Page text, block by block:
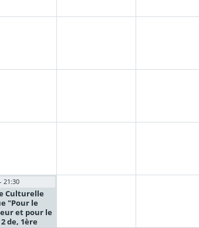
21:30
Culturelle
"Pour le
et pour le
de, 1ère